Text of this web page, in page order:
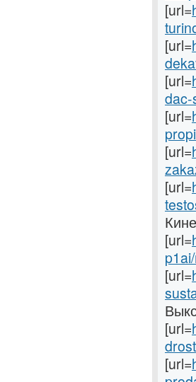
[url=
[url=
[url=
dac-
[url=
[url=
[url=
[url=
[url=
[url=
[url=